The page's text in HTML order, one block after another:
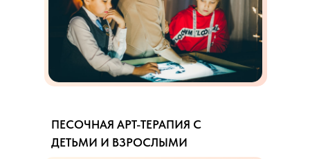
ПЕСОЧНАЯ АРТ-ТЕРАПИЯ С
ДЕТЬМИ И ВЗРОСЛЫМИ